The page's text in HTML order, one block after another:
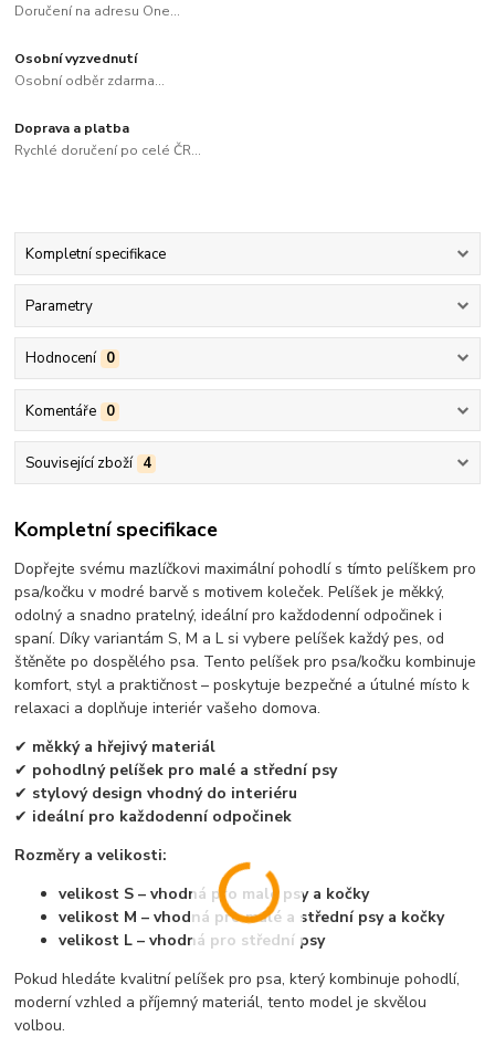
Doručení na adresu One...
Osobní vyzvednutí
Osobní odběr zdarma...
Doprava a platba
Rychlé doručení po celé ČR...
Kompletní specifikace
Parametry
Hodnocení 0
Komentáře 0
Související zboží 4
Kompletní specifikace
Dopřejte svému mazlíčkovi maximální pohodlí s tímto pelíškem pro
psa/kočku v modré barvě s motivem koleček. Pelíšek je měkký,
odolný a snadno pratelný, ideální pro každodenní odpočinek i
spaní. Díky variantám S, M a L si vybere pelíšek každý pes, od
štěněte po dospělého psa. Tento pelíšek pro psa/kočku kombinuje
komfort, styl a praktičnost – poskytuje bezpečné a útulné místo k
relaxaci a doplňuje interiér vašeho domova.
✔ měkký a hřejivý materiál
✔ pohodlný pelíšek pro malé a střední psy
✔ stylový design vhodný do interiéru
✔ ideální pro každodenní odpočinek
Rozměry a velikosti:
velikost S – vhodná pro malé psy a kočky
velikost M – vhodná pro malé a střední psy a kočky
velikost L – vhodná pro střední psy
Pokud hledáte kvalitní pelíšek pro psa, který kombinuje pohodlí,
moderní vzhled a příjemný materiál, tento model je skvělou
volbou.